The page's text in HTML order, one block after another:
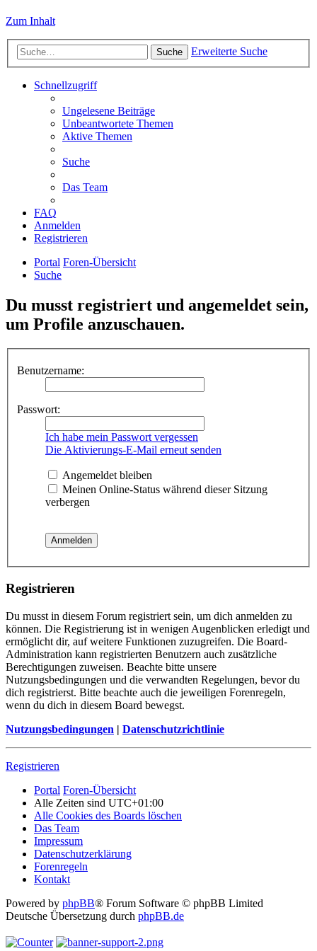
Zum Inhalt
Suche Erweiterte Suche
Schnellzugriff
Ungelesene Beiträge
Unbeantwortete Themen
Aktive Themen
Suche
Das Team
FAQ
Anmelden
Registrieren
Portal Foren-Übersicht
Suche
Du musst registriert und angemeldet sein,
um Profile anzuschauen.
Benutzername:
Passwort:
Ich habe mein Passwort vergessen
Die Aktivierungs-E-Mail erneut senden
Angemeldet bleiben
Meinen Online-Status während dieser Sitzung
verbergen
Registrieren
Du musst in diesem Forum registriert sein, um dich anmelden zu
können. Die Registrierung ist in wenigen Augenblicken erledigt und
ermöglicht dir, auf weitere Funktionen zuzugreifen. Die Board-
Administration kann registrierten Benutzern auch zusätzliche
Berechtigungen zuweisen. Beachte bitte unsere
Nutzungsbedingungen und die verwandten Regelungen, bevor du
dich registrierst. Bitte beachte auch die jeweiligen Forenregeln,
wenn du dich in diesem Board bewegst.
Nutzungsbedingungen | Datenschutzrichtlinie
Registrieren
Portal Foren-Übersicht
Alle Zeiten sind UTC+01:00
Alle Cookies des Boards löschen
Das Team
Impressum
Datenschutzerklärung
Forenregeln
Kontakt
Powered by phpBB® Forum Software © phpBB Limited
Deutsche Übersetzung durch phpBB.de